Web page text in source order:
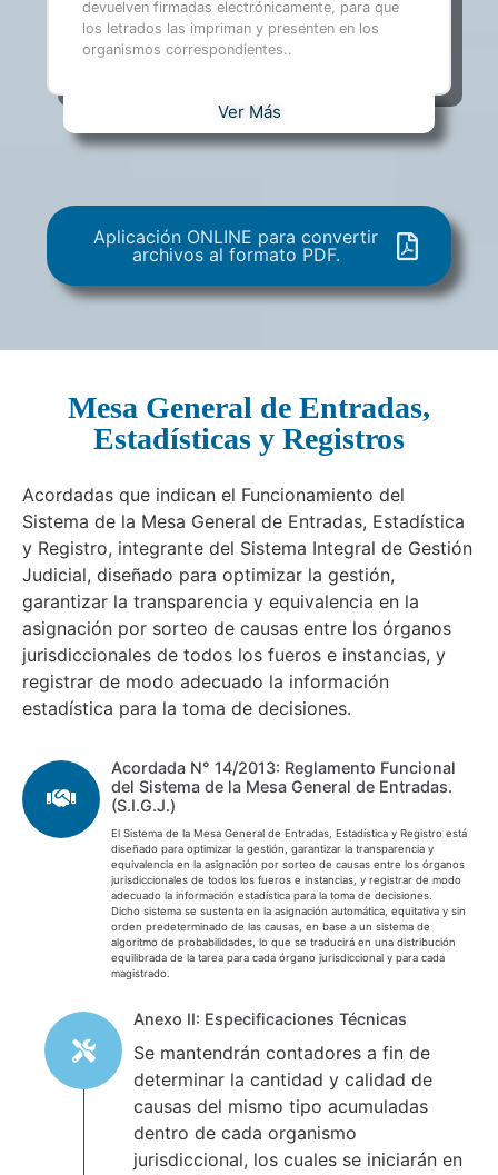
devuelven firmadas electrónicamente, para que
los letrados las impriman y presenten en los
organismos correspondientes..
Ver Más
Aplicación ONLINE para convertir
archivos al formato PDF.
Mesa General de Entradas,
Estadísticas y Registros
Acordadas que indican el Funcionamiento del
Sistema de la Mesa General de Entradas, Estadística
y Registro, integrante del Sistema Integral de Gestión
Judicial, diseñado para optimizar la gestión,
garantizar la transparencia y equivalencia en la
asignación por sorteo de causas entre los órganos
jurisdiccionales de todos los fueros e instancias, y
registrar de modo adecuado la información
estadística para la toma de decisiones.
Acordada N° 14/2013: Reglamento Funcional
del Sistema de la Mesa General de Entradas.
(S.I.G.J.)
El Sistema de la Mesa General de Entradas, Estadística y Registro está
diseñado para optimizar la gestión, garantizar la transparencia y
equivalencia en la asignación por sorteo de causas entre los órganos
jurisdiccionales de todos los fueros e instancias, y registrar de modo
adecuado la información estadística para la toma de decisiones.
Dicho sistema se sustenta en la asignación automática, equitativa y sin
orden predeterminado de las causas, en base a un sistema de
algoritmo de probabilidades, lo que se traducirá en una distribución
equilibrada de la tarea para cada órgano jurisdiccional y para cada
magistrado.
Anexo II: Especificaciones Técnicas
Se mantendrán contadores a fin de
determinar la cantidad y calidad de
causas del mismo tipo acumuladas
dentro de cada organismo
jurisdiccional, los cuales se iniciarán en